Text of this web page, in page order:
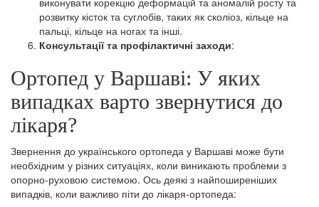
розвитку кісток та суглобів, таких як сколіоз, кільце на
пальці, кільце на ногах та інші.
Консультації та профілактичні заходи:
Ортопед у Варшаві: У яких
випадках варто звернутися до
лікаря?
Звернення до українського ортопеда у Варшаві може бути
необхідним у різних ситуаціях, коли виникають проблеми з
опорно-руховою системою. Ось деякі з найпоширеніших
випадків, коли важливо піти до лікаря-ортопеда: